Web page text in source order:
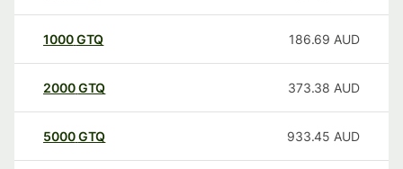
1000GTQ 186.69 AUD
2000GTQ 373.38 AUD
5000GTQ 933.45 AUD